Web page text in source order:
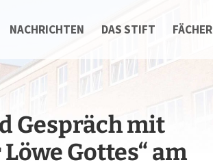
NACHRICHTEN DAS STIFT FÄCHER
Gespräch mit
Gottes“ am